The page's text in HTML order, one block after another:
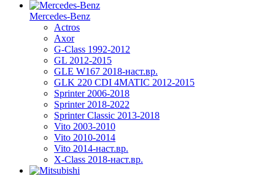
Mercedes-Benz
Actros
Axor
G-Class 1992-2012
GL 2012-2015
GLE W167 2018-наст.вр.
GLK 220 CDI 4MATIC 2012-2015
Sprinter 2006-2018
Sprinter 2018-2022
Sprinter Classic 2013-2018
Vito 2003-2010
Vito 2010-2014
Vito 2014-наст.вр.
X-Class 2018-наст.вр.